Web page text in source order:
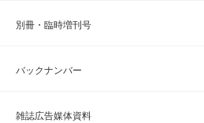
別冊・臨時増刊号
バックナンバー
雑誌広告媒体資料